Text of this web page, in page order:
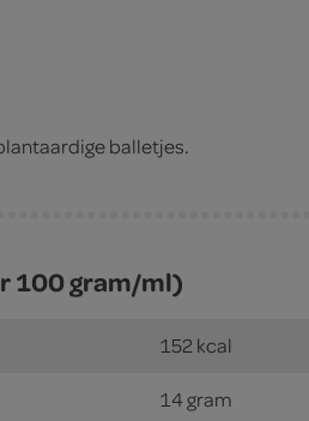
balletjes.
100 gram/ml)
152 kcal
14 gram